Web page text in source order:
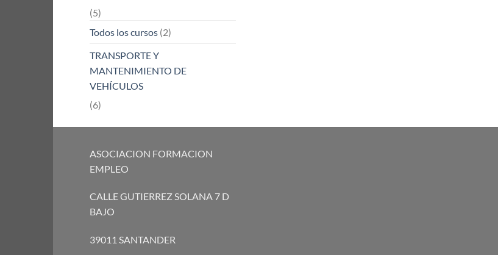
(5)
Todos los cursos (2)
TRANSPORTE Y
MANTENIMIENTO DE
VEHÍCULOS
(6)
ASOCIACION FORMACION
EMPLEO
CALLE GUTIERREZ SOLANA 7 D
BAJO
39011 SANTANDER